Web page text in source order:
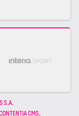
S.A.
CMS.